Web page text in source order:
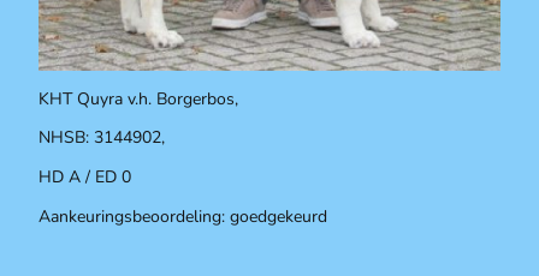
KHT Quyra v.h. Borgerbos,
NHSB: 3144902,
HD A / ED 0
Aankeuringsbeoordeling: goedgekeurd